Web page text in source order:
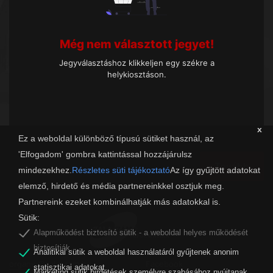
x
Ez a weboldal különböző típusú sütiket használ, az
'Elfogadom' gombra kattintással hozzájárulsz
mindezekhez. Részletes süti tájékoztatóAz így gyűjtött adatokat
elemző, hirdető és média partnereinkkel osztjuk meg.
Partnereink ezeket kombinálhatják más adatokkal is.
Sütik:
Alapműködést biztosító sütik - a weboldal helyes működését
biztosítják.
Analitikai sütik a weboldal használatáról gyűjtenek anonim
statisztikai adatokat.
Még nem választott jegyet!
Jegyválasztáshoz klikkeljen egy székre a
helykiosztáson.
Tovább
organw@zalaszam.hu